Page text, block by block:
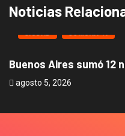
Noticias
CIUDAD COMUNA 11
Buenos Aires sumó 12
agosto 5, 2026